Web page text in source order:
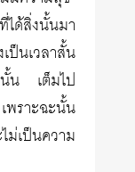
ด้สิ่งนั้นมา
ป็นเวลาสั้น
นั้น เต็มไป
ราะฉะนั้น
เป็นความ